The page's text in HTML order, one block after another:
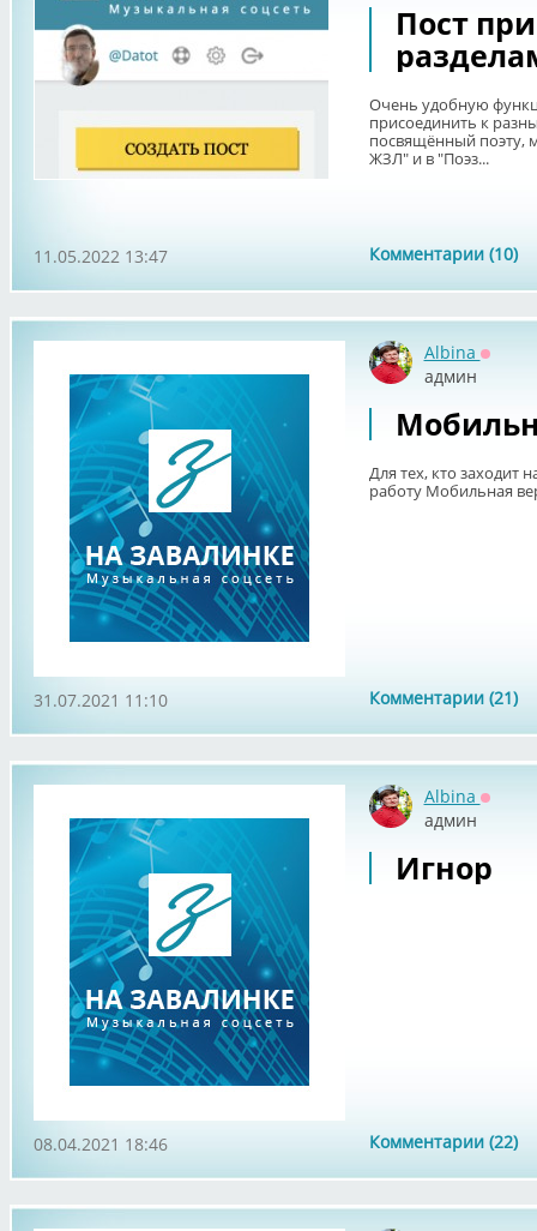
Пост
Очень удобную
присоединить к
посвящённый поэту,
ЖЗЛ" и в "Поэз...
Комментарии (10)
11.05.2022 13:47
Albina
админ
Для тех, кто заходит
работу Мобильная
Комментарии (21)
31.07.2021 11:10
Albina
админ
Игнор
Комментарии (22)
08.04.2021 18:46